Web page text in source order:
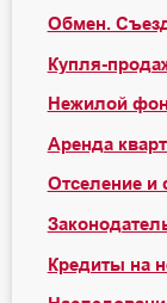
Обмен.
Купля-
Нежилой
Аренда
Отселение и
Кредиты на